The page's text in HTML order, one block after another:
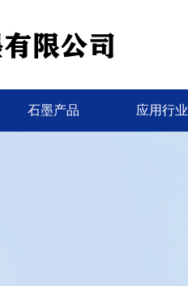
石墨产品 应用行业